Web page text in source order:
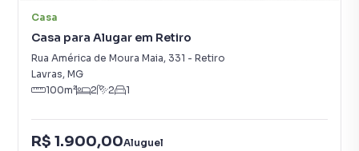
Casa
Casa para Alugar em Retiro
Rua América de Moura Maia, 331 - Retiro
Lavras, MG
100m² 2 2 1
R$ 1.900,00Aluguel